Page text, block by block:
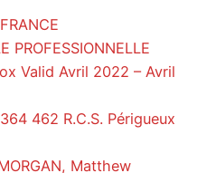
PROFESSIONNELLE
Valid Avril 2022 – Avril
462 R.C.S. Périgueux
Matthew